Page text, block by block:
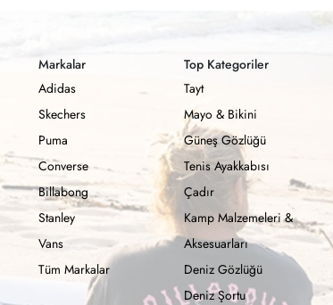
Markalar
Adidas
Skechers
Puma
Converse
Billabong
Stanley
Vans
Tüm Markalar
Top Kategoriler
Tayt
Mayo & Bikini
Güneş Gözlüğü
Tenis Ayakkabısı
Çadır
Kamp Malzemeleri &
Aksesuarları
Deniz Gözlüğü
Deniz Şortu